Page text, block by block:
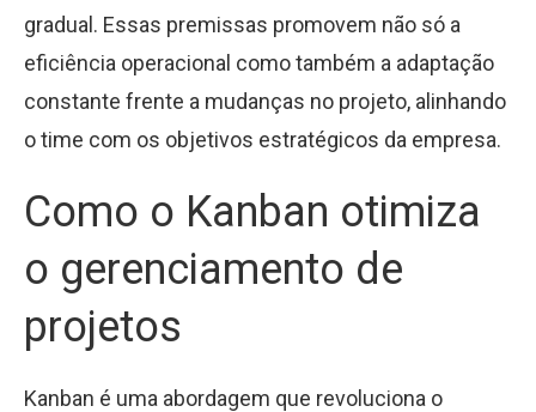
gradual. Essas premissas promovem não só a
eficiência operacional como também a adaptação
constante frente a mudanças no projeto, alinhando
o time com os objetivos estratégicos da empresa.
Como o Kanban otimiza
o gerenciamento de
projetos
Kanban é uma abordagem que revoluciona o